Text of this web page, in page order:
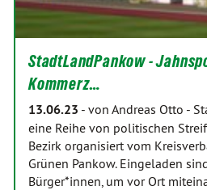
StadtLandPankow -
Kommerz…
13.06.23 - von Andreas Otto -
eine Reihe von politischen
Bezirk organisiert vom
Grünen Pankow. Eingeladen
Bürger*innen, um vor Ort